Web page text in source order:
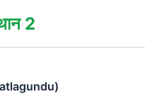
2